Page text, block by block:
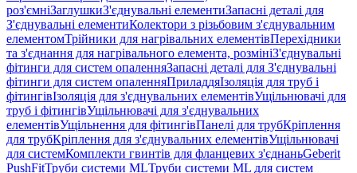
роз'ємніЗаглушкиЗ'єднувальні елементиЗапасні деталі для
З'єднувальні елементиКолектори з різьбовим з'єднувальним
елементомТрійники для нагрівальних елементівПерехідники
та з'єднання для нагрівального елемента, розмініЗ'єднувальні
фітинги для систем опаленняЗапасні деталі для З'єднувальні
фітинги для систем опаленняПриладдяІзоляція для труб і
фітингівІзоляція для з'єднувальних елементівУщільнювачі для
труб і фітингівУщільнювачі для з'єднувальних
елементівУщільнення для фітингівПанелі для трубКріплення
для трубКріплення для з'єднувальних елементівУщільнювачі
для системКомплекти гвинтів для фланцевих з'єднаньGeberit
PushFitТруби системи MLТруби системи ML для систем